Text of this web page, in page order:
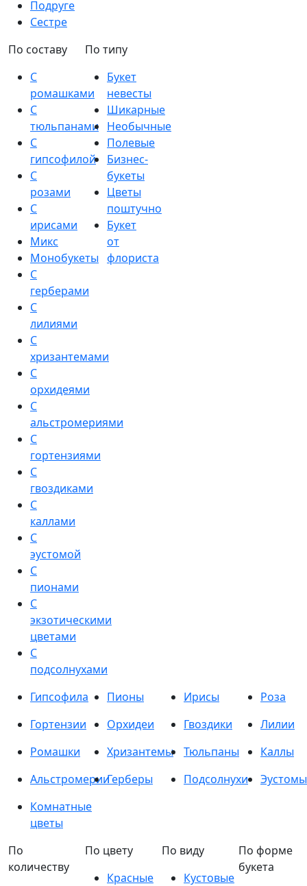
Подруге
Сестре
По составу
С
ромашками
С
тюльпанами
С
гипсофилой
С
розами
С
ирисами
Микс
Монобукеты
С
герберами
С
лилиями
С
хризантемами
С
орхидеями
С
альстромериями
С
гортензиями
С
гвоздиками
С
каллами
С
эустомой
С
пионами
С
экзотическими
цветами
С
подсолнухами
По типу
Букет
невесты
Шикарные
Необычные
Полевые
Бизнес-
букеты
Цветы
поштучно
Букет
от
флориста
Гипсофила Пионы Ирисы
Роза
Гортензии
Орхидеи Гвоздики
Лилии
Ромашки
Хризантемы Тюльпаны
Каллы
АльстромерииГерберы Подсолнухи
Эустомы
Комнатные
цветы
По
количеству
По цвету
Красные
По виду
Кустовые
По форме
букета